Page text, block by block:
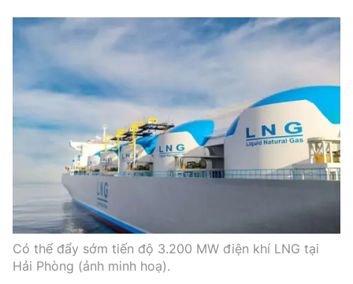
Tổng biên tập: Nguyễn Thị Hồng Nga
Phó Tổng biên tập:
Nguyễn Đức Thắng, La Đức Hùng
Hotline:
0901 514 799
Quảng cáo và Phát hành:
0915 057 282
bandoc@baoxaydung.vn
Cấm sao chép dưới mọi hình thức nếu không có sự
chấp thuận bằng văn bản.
Có thể đẩy sớm tiến độ 3.200 MW điện khí LNG tại
Hải Phòng (ảnh minh hoạ).